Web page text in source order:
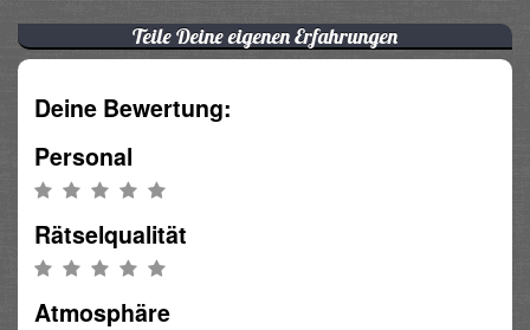
Teile Deine eigenen Erfahrungen
Deine Bewertung:
Personal
Rätselqualität
Atmosphäre